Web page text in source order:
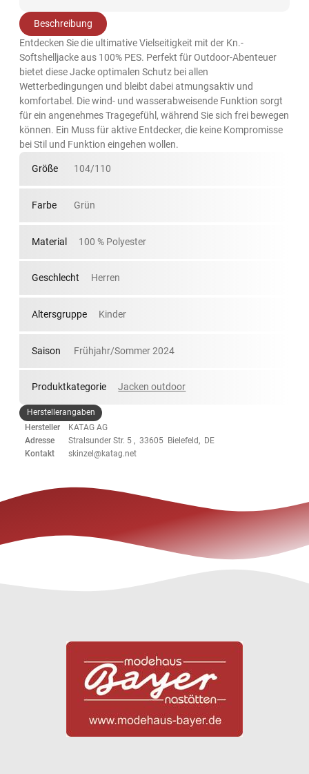
Beschreibung
Entdecken Sie die ultimative Vielseitigkeit mit der Kn.-
Softshelljacke aus 100% PES. Perfekt für Outdoor-Abenteuer
bietet diese Jacke optimalen Schutz bei allen
Wetterbedingungen und bleibt dabei atmungsaktiv und
komfortabel. Die wind- und wasserabweisende Funktion sorgt
für ein angenehmes Tragegefühl, während Sie sich frei bewegen
können. Ein Muss für aktive Entdecker, die keine Kompromisse
bei Stil und Funktion eingehen wollen.
Größe 104/110
Farbe Grün
Material 100 % Polyester
Geschlecht Herren
Altersgruppe Kinder
Saison Frühjahr/Sommer 2024
Produktkategorie Jacken outdoor
Herstellerangaben
Hersteller
KATAG AG
Adresse
Stralsunder Str. 5 , 33605 Bielefeld, DE
Kontakt
skinzel@katag.net